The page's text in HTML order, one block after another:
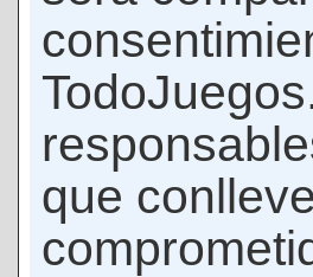
que